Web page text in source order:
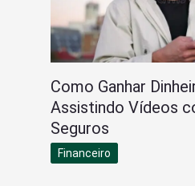
Como Ganhar
Assistindo Vídeos
Seguros
Financeiro